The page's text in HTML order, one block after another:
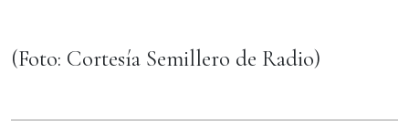
(Foto: Cortesía Semillero de Radio)